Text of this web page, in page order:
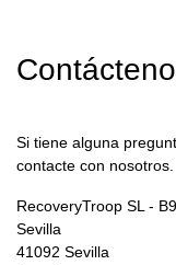
Si tiene alguna
contacte con nosotros.
RecoveryTroop SL -
Sevilla
41092 Sevilla